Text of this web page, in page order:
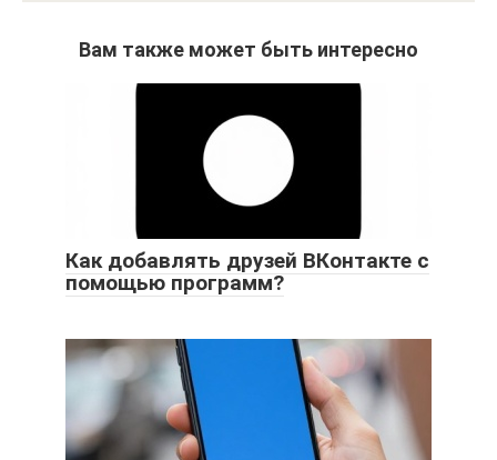
Вам также может быть интересно
Как добавлять друзей ВКонтакте с
помощью программ?